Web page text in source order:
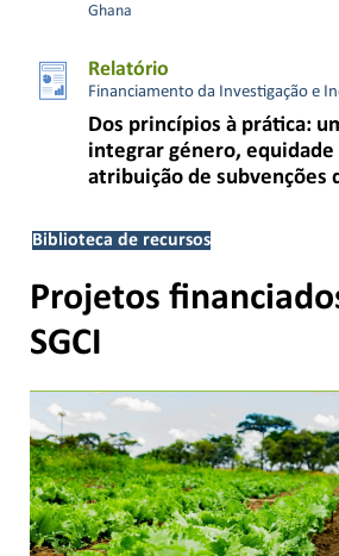
Ghana
Relatório
Financiamento da Investigação e
Dos princípios à prática:
integrar género, equidade
atribuição de subvenções
Biblioteca de recursos
Projetos
SGCI